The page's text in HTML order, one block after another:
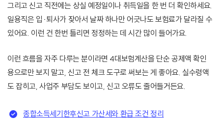
그리고 신고 직전에는 상실 예정일이나 취득일을 한 번 더 확인하세요.
일용직은 입·퇴사가 잦아서 날짜 하나만 어긋나도 보험료가 달라질 수
있어요. 이런 건 한번 틀리면 정정하는 데 시간 많이 들어가요.
이런 흐름을 자주 다루는 분이라면 4대보험계산을 단순 공제액 확인
용으로만 보지 말고, 신고 전 체크 도구로 써보는 게 좋아요. 실수령액
도 잡히고, 사업주 부담도 보이고, 신고 오류도 줄어들거든요.
종합소득세기한후신고 가산세와 환급 조건 정리